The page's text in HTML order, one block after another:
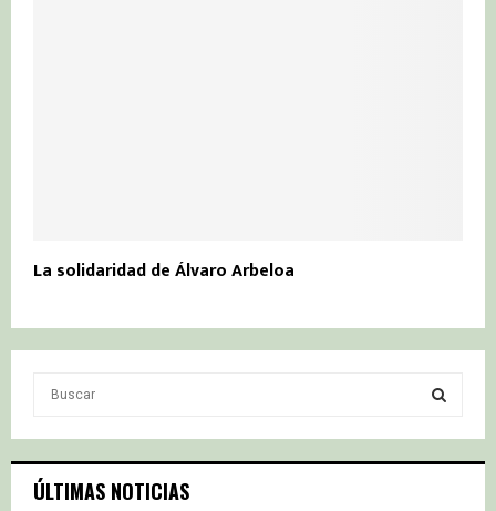
La solidaridad de Álvaro Arbeloa
c
h
S
ÚLTIMAS NOTICIAS